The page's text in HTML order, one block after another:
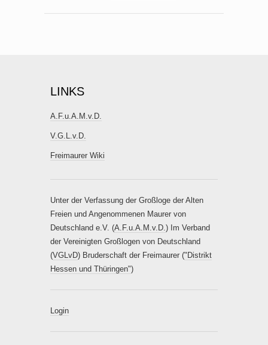
LINKS
A.F.u.A.M.v.D.
V.G.L.v.D.
Freimaurer Wiki
Unter der Verfassung der Großloge der Alten
Freien und Angenommenen Maurer von
Deutschland e.V. (A.F.u.A.M.v.D.) Im Verband
der Vereinigten Großlogen von Deutschland
(VGLvD) Bruderschaft der Freimaurer ("Distrikt
Hessen und Thüringen")
Login